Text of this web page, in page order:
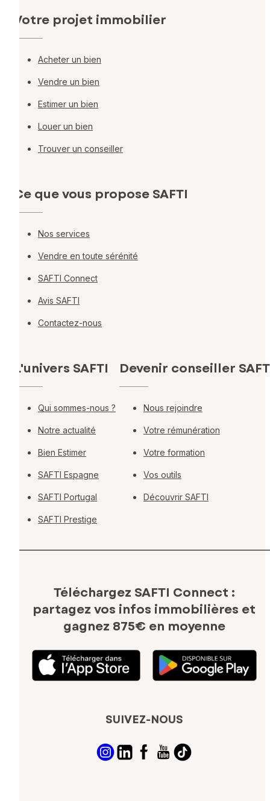
Votre projet immobilier
Acheter un bien
Vendre un bien
Estimer un bien
Louer un bien
Trouver un conseiller
Ce que vous propose SAFTI
Nos services
Vendre en toute sérénité
SAFTI Connect
Avis SAFTI
Contactez-nous
L'univers SAFTI
Qui sommes-nous ?
Notre actualité
Bien Estimer
SAFTI Espagne
SAFTI Portugal
SAFTI Prestige
Devenir conseiller
Nous rejoindre
Votre rémunération
Votre formation
Vos outils
Découvrir SAFTI
Téléchargez SAFTI Connect :
partagez vos infos immobilières et
gagnez 875€ en moyenne
SUIVEZ-NOUS